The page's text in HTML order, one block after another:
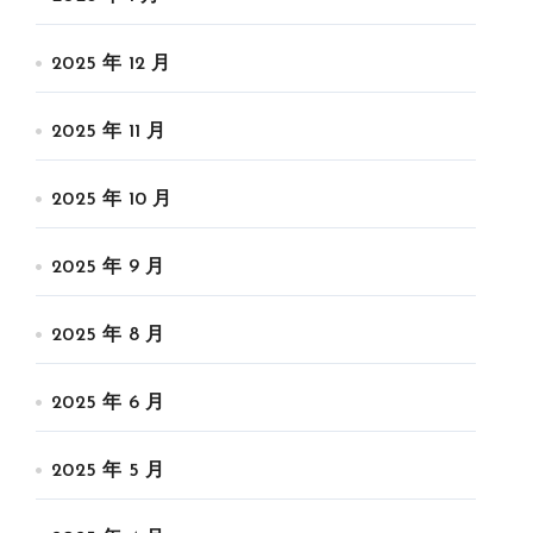
2025 年 12 月
2025 年 11 月
2025 年 10 月
2025 年 9 月
2025 年 8 月
2025 年 6 月
2025 年 5 月